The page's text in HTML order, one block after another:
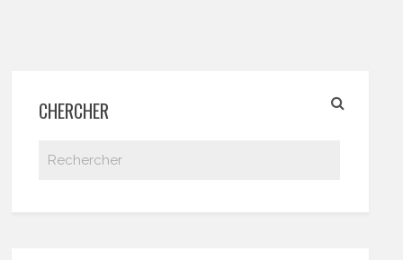
CHERCHER